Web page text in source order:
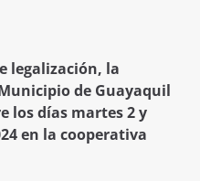
legalización, la
de Guayaquil
los días martes 2 y
en la cooperativa